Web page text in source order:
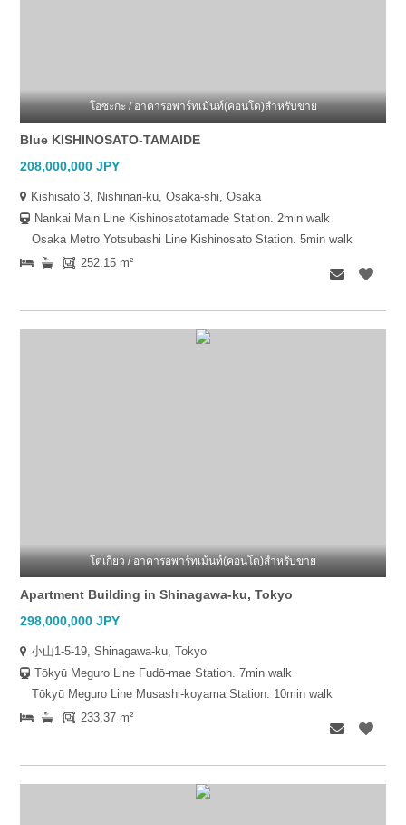
โอซะกะ / อาคารอพาร์ทเม้นท์(คอนโด)สำหรับขาย
Blue KISHINOSATO-TAMAIDE
208,000,000 JPY
Kishisato 3, Nishinari-ku, Osaka-shi, Osaka
Nankai Main Line Kishinosatotamade Station. 2min walk
Osaka Metro Yotsubashi Line Kishinosato Station. 5min walk
252.15 m²
โตเกียว / อาคารอพาร์ทเม้นท์(คอนโด)สำหรับขาย
Apartment Building in Shinagawa-ku, Tokyo
298,000,000 JPY
小山1-5-19, Shinagawa-ku, Tokyo
Tōkyū Meguro Line Fudō-mae Station. 7min walk
Tōkyū Meguro Line Musashi-koyama Station. 10min walk
233.37 m²